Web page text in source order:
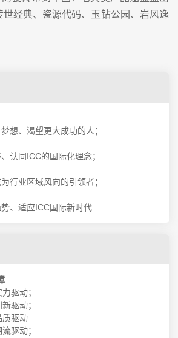
世经典、瓷源代码、玉钻公园、岩风逸
想、渴望更大成功的人；
认同ICC的国际化理念；
行业区域风向的引领者；
、适应ICC国际新时代
驱动；
驱动；
驱动
驱动；